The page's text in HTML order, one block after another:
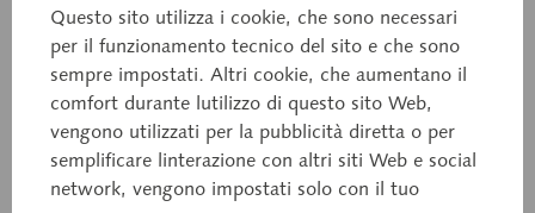
BoS 14/3
Questo sito utilizza i cookie, che sono necessari
per il funzionamento tecnico del sito e che sono
sempre impostati. Altri cookie, che aumentano il
comfort durante lutilizzo di questo sito Web,
vengono utilizzati per la pubblicità diretta o per
semplificare linterazione con altri siti Web e social
network, vengono impostati solo con il tuo